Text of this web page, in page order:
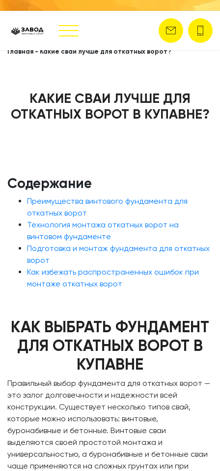
Главная - Какие сваи лучше для откатных ворот?
КАКИЕ СВАИ ЛУЧШЕ ДЛЯ
ОТКАТНЫХ ВОРОТ В КУПАВНЕ?
Содержание
Преимущества винтового фундамента для
откатных ворот
Технология монтажа откатных ворот на
винтовом фундаменте
Подготовка и монтаж фундамента для откатных
ворот
Как избежать распространенных ошибок при
монтаже откатных ворот
КАК ВЫБРАТЬ ФУНДАМЕНТ
ДЛЯ ОТКАТНЫХ ВОРОТ В
КУПАВНЕ
Правильный выбор фундамента для откатных ворот —
это залог долговечности и надежности всей
конструкции. Существует несколько типов свай,
которые можно использовать: винтовые,
буронабивные и бетонные. Винтовые сваи
выделяются своей простотой монтажа и
универсальностью, а буронабивные и бетонные сваи
чаще применяются на сложных грунтах или при